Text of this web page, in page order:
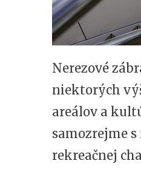
Nerezové
niektorých
areálov a
samozrejme
rekreačnej